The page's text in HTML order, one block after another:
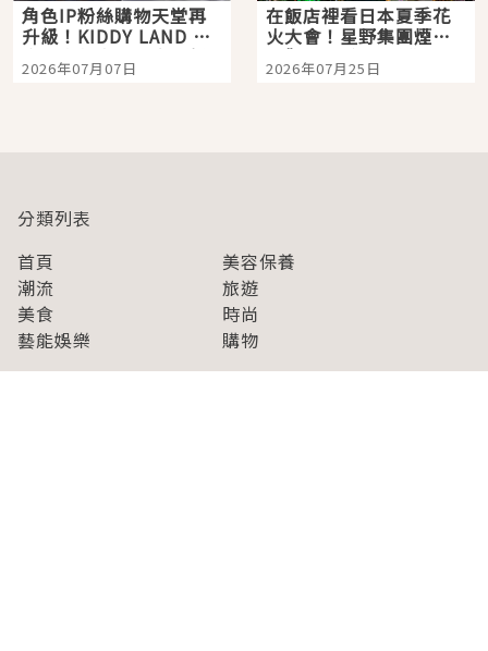
角色IP粉絲購物天堂再
升級！KIDDY LAND 原
宿店吉伊卡哇迎客，新
開幕 OMOKADO 店3分
2026年07月07日
在飯店裡看日本夏季花
火大會！星野集團煙火
景觀飯店6選，讓你不用
人擠人悠閒欣賞
2026年07月25日
分類列表
首頁
美容保養
潮流
旅遊
美食
時尚
藝能娛樂
購物